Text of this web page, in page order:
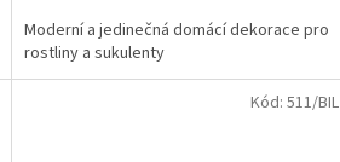
Moderní a jedinečná domácí dekorace pro
rostliny a sukulenty
Kód: 511/BIL